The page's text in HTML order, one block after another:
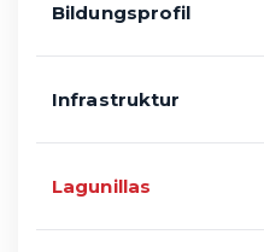
Bildungsprofil
Infrastruktur
Lagunillas